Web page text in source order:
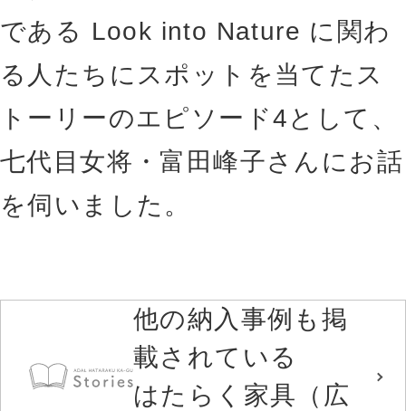
である Look into Nature に関わ
る人たちにスポットを当てたス
トーリーのエピソード4として、
七代目女将・富田峰子さんにお話
を伺いました。
他の納入事例も掲
載されている
はたらく家具（広